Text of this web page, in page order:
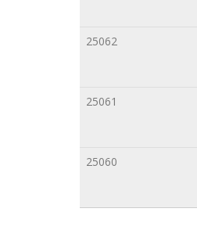
25062
25061
25060